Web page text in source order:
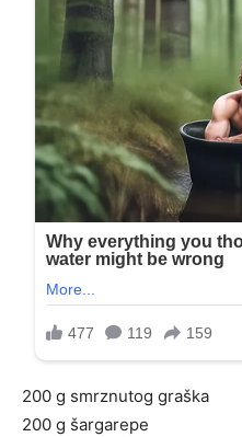
200 g smrznutog graška
200 g šargarepe